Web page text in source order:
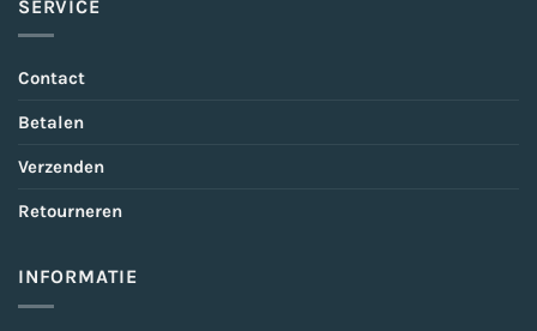
SERVICE
Contact
Betalen
Verzenden
Retourneren
INFORMATIE